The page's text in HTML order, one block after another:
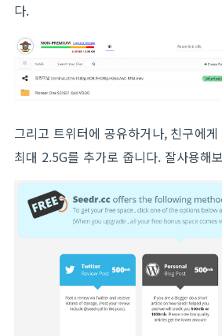
다.
그리고 트위터에 공유하거나, 친구에
최대 2.5G를 추가로 줍니다. 잘사용해